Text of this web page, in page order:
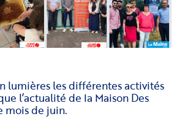
lumières les différentes activités
l’actualité de la Maison Des
mois de juin.